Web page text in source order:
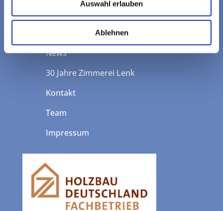
Auswahl erlauben
Ablehnen
Leistungen
Dachfenster-Konfigurator
News
30 Jahre Zimmerei Lenk
Kontakt
Team
Impressum